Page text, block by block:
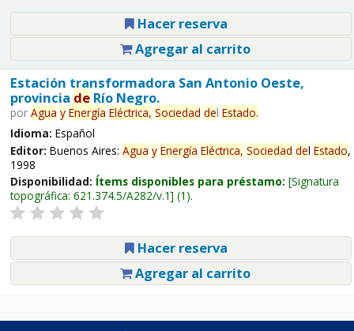
Hacer reserva
Agregar al carrito
Estación transformadora San Antonio Oeste,
provincia deRío Negro.
por Agua y Energía Eléctrica, Sociedad del Estado.
Idioma: Español
Editor: Buenos Aires: Agua y Energía Eléctrica, Sociedad del Estado,
1998
Disponibilidad: Ítems disponibles para préstamo: Signatura
topográfica: 621.374.5/A282/v.1 (1).
Hacer reserva
Agregar al carrito